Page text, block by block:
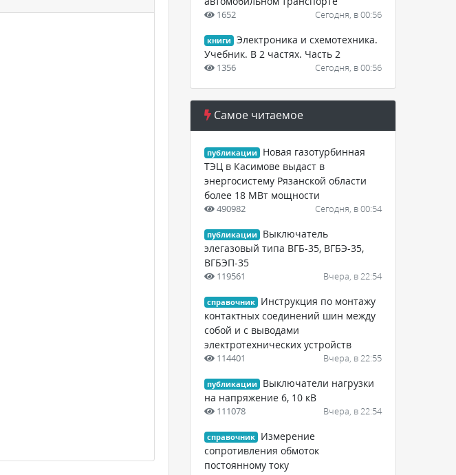
1652 Сегодня, в 00:56
книги
Электроника и схемотехника.
Учебник. В 2 частях. Часть 2
1356 Сегодня, в 00:56
Самое читаемое
публикации
Новая газотурбинная
ТЭЦ в Касимове выдаст в
энергосистему Рязанской области
более 18 МВт мощности
490982 Сегодня, в 00:54
публикации
Выключатель
элегазовый типа ВГБ-35, ВГБЭ-35,
ВГБЭП-35
119561 Вчера, в 22:54
справочник
Инструкция по монтажу
контактных соединений шин между
собой и с выводами
электротехнических устройств
114401 Вчера, в 22:55
публикации
Выключатели нагрузки
на напряжение 6, 10 кВ
111078 Вчера, в 22:54
справочник
Измерение
сопротивления обмоток
постоянному току